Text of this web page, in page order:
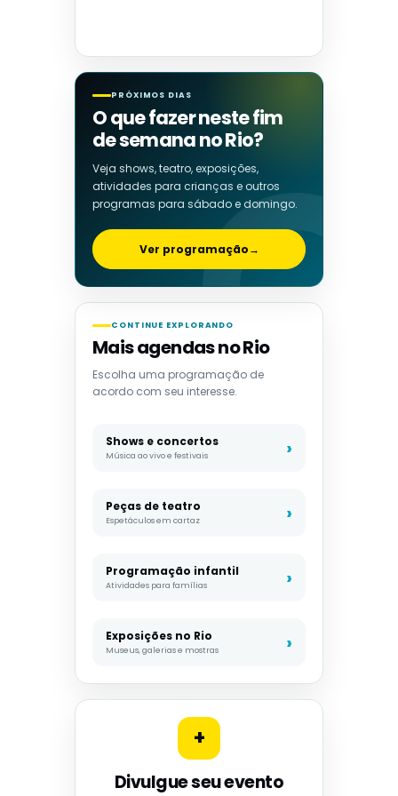
PRÓXIMOS DIAS
O que fazer neste fim
de semana no Rio?
Veja shows, teatro, exposições,
atividades para crianças e outros
programas para sábado e domingo.
Ver programação→
CONTINUE EXPLORANDO
Mais agendas no Rio
Escolha uma programação de
acordo com seu interesse.
Shows e concertos
Música ao vivo e festivais
Peças de teatro
Espetáculos em cartaz
Programação infantil
Atividades para famílias
Exposições no Rio
Museus, galerias e mostras
+
Divulgue seu evento